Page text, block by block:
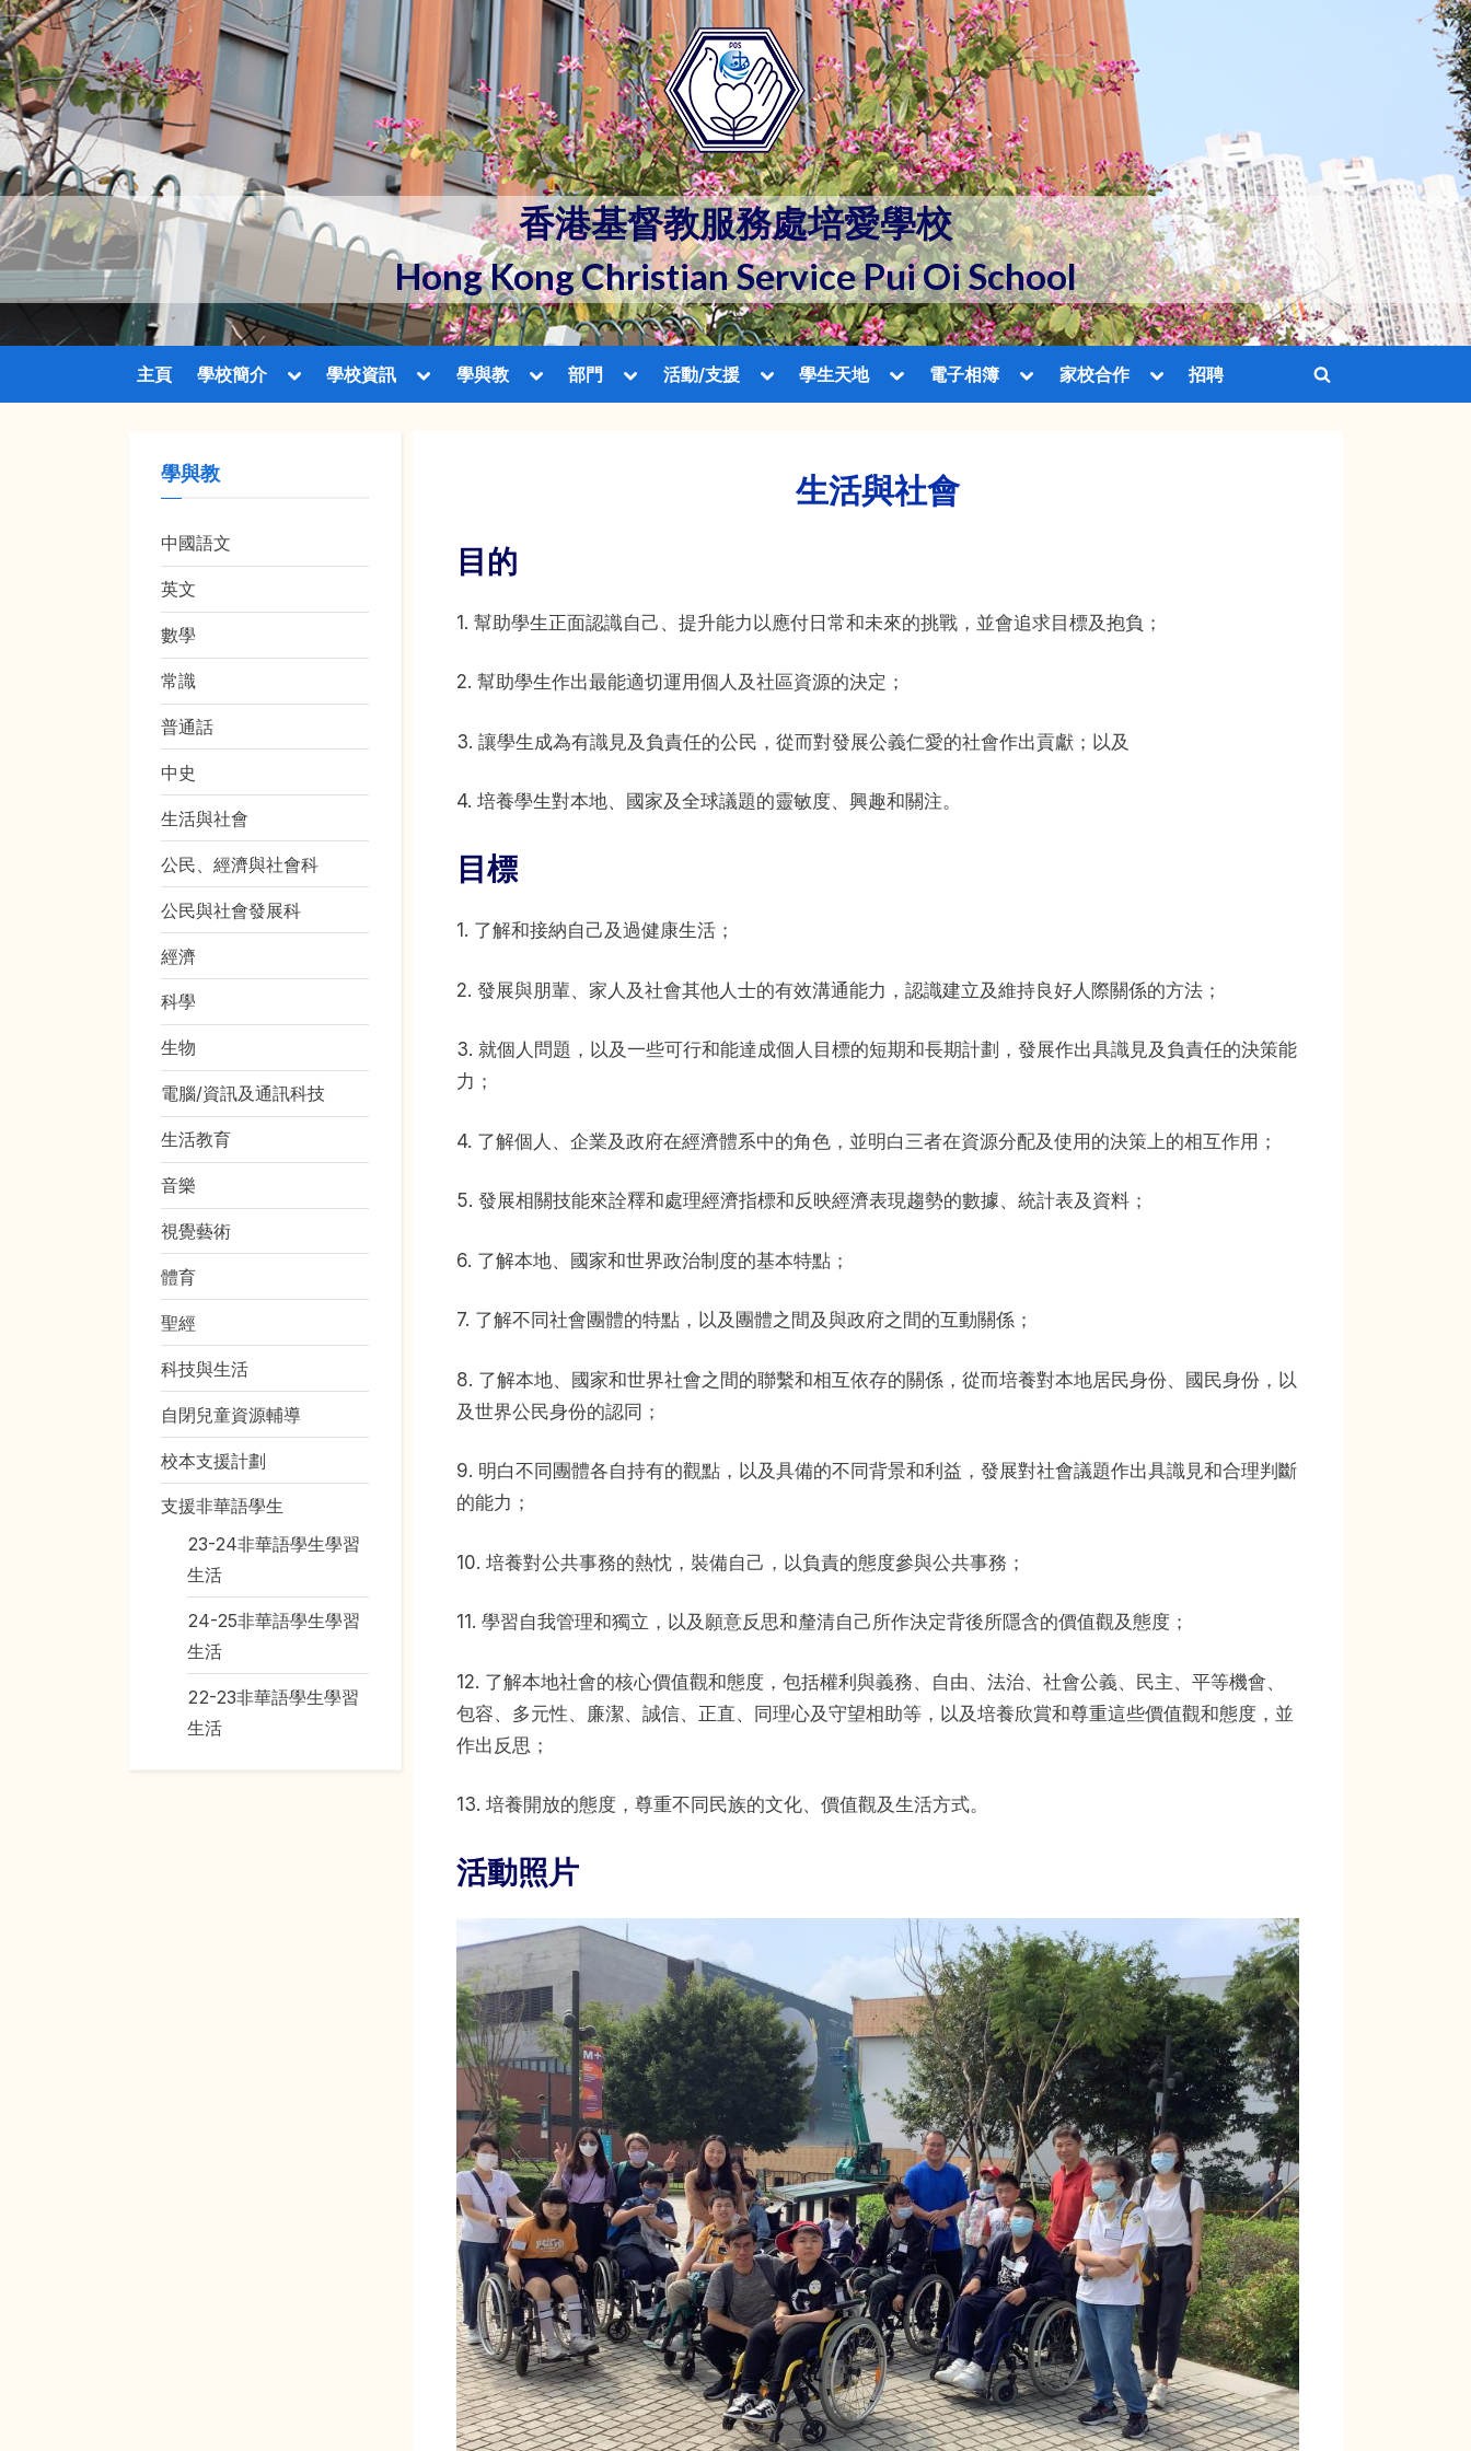
Skip
to
content
香港基督教服務處培愛學校
Hong Kong Christian Service Pui Oi School
主頁 學校簡介
Toggle
menu
sub-
menu
學校資訊
Toggle
menu
學與教
Toggle
menu
menu
部門
Toggle
menu
活動/支援
Toggle
menu
Toggle
Toggle
sub-
sub-
menu
學生天地
Toggle
menu
電子相簿
Toggle
menu
家校合作
Toggle
menu
招聘
Toggle
生活與社會
目的
1. 幫助學生正面認識自己、提升能力以應付日常和未來的挑戰，並會追求目標及抱負；
2. 幫助學生作出最能適切運用個人及社區資源的決定；
3. 讓學生成為有識見及負責任的公民，從而對發展公義仁愛的社會作出貢獻；以及
4. 培養學生對本地、國家及全球議題的靈敏度、興趣和關注。
目標
1. 了解和接納自己及過健康生活；
2. 發展與朋輩、家人及社會其他人士的有效溝通能力，認識建立及維持良好人際關係的方法；
3. 就個人問題，以及一些可行和能達成個人目標的短期和長期計劃，發展作出具識見及負責任的決策能
力；
4. 了解個人、企業及政府在經濟體系中的角色，並明白三者在資源分配及使用的決策上的相互作用；
5. 發展相關技能來詮釋和處理經濟指標和反映經濟表現趨勢的數據、統計表及資料；
6. 了解本地、國家和世界政治制度的基本特點；
7. 了解不同社會團體的特點，以及團體之間及與政府之間的互動關係；
8. 了解本地、國家和世界社會之間的聯繫和相互依存的關係，從而培養對本地居民身份、國民身份，以
及世界公民身份的認同；
9. 明白不同團體各自持有的觀點，以及具備的不同背景和利益，發展對社會議題作出具識見和合理判斷
的能力；
10. 培養對公共事務的熱忱，裝備自己，以負責的態度參與公共事務；
11. 學習自我管理和獨立，以及願意反思和釐清自己所作決定背後所隱含的價值觀及態度；
12. 了解本地社會的核心價值觀和態度，包括權利與義務、自由、法治、社會公義、民主、平等機會、
包容、多元性、廉潔、誠信、正直、同理心及守望相助等，以及培養欣賞和尊重這些價值觀和態度，並
作出反思；
13. 培養開放的態度，尊重不同民族的文化、價值觀及生活方式。
活動照片
學與教
中國語文
英文
數學
常識
普通話
中史
生活與社會
公民、經濟與社會科
公民與社會發展科
經濟
科學
生物
電腦/資訊及通訊科技
生活教育
音樂
視覺藝術
體育
聖經
科技與生活
自閉兒童資源輔導
校本支援計劃
支援非華語學生
23-24非華語學生學習
生活
24-25非華語學生學習
生活
22-23非華語學生學習
生活